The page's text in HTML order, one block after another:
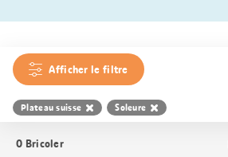
Afficher le filtre
Plateau suisse Soleure
0 Bricoler